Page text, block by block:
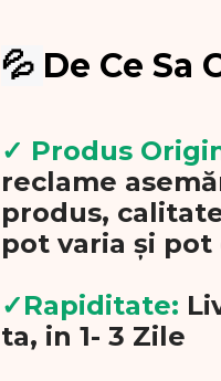
💦 De Ce Sa
✓ Produs
reclame
produs,
pot varia și
✓Rapiditate:
ta, in 1- 3 Zile